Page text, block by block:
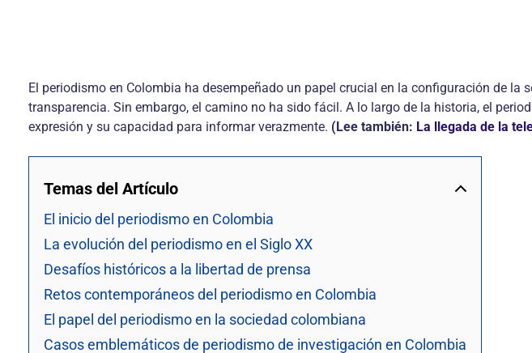
El periodismo en Colombia ha desempeñado un papel crucial en la configuración de
transparencia. Sin embargo, el camino no ha sido fácil. A lo largo de la historia, el
expresión y su capacidad para informar verazmente. (Lee también: La llegada de la
Temas del Artículo
El inicio del periodismo en Colombia
La evolución del periodismo en el Siglo XX
Desafíos históricos a la libertad de prensa
Retos contemporáneos del periodismo en Colombia
El papel del periodismo en la sociedad colombiana
Casos emblemáticos de periodismo de investigación en Colombia